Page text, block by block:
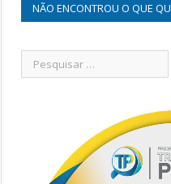
NÃO ENCONTROU O QUE